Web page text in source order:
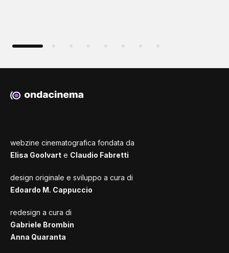
webzine cinematografica fondata da
Elisa Goolvart e Claudio Fabretti
design originale e sviluppo a cura di
Edoardo M. Cappuccio
redesign a cura di
Gabriele Brombin
Anna Quaranta